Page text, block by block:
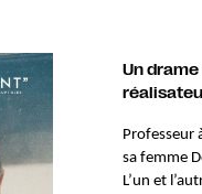
Un
Professeur
sa femme
L’un et